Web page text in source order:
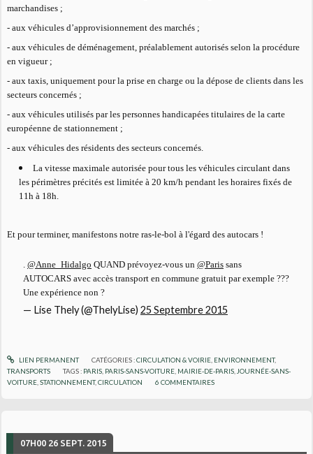
marchandises ;
- aux véhicules d’approvisionnement des marchés ;
- aux véhicules de déménagement, préalablement autorisés selon la procédure
en vigueur ;
- aux taxis, uniquement pour la prise en charge ou la dépose de clients dans les
secteurs concernés ;
- aux véhicules utilisés par les personnes handicapées titulaires de la carte
européenne de stationnement ;
- aux véhicules des résidents des secteurs concernés.
La vitesse maximale autorisée pour tous les véhicules circulant dans
les périmètres précités est limitée à 20 km/h pendant les horaires fixés de
11h à 18h.
Et pour terminer, manifestons notre ras-le-bol à l'égard des autocars !
@Anne_Hidalgo QUAND prévoyez-vous un @Parissans
AUTOCARS avec accès transport en commune gratuit par exemple ???
Une expérience non ?
— Lise Thely (@ThelyLise) 25 Septembre 2015
LIEN PERMANENT CATÉGORIES :CIRCULATION & VOIRIE, ENVIRONNEMENT,
TRANSPORTS
TAGS : PARIS PARIS-SANS-VOITURE MAIRIE-DE-PARIS JOURNÉE-SANS-
VOITURE ,STATIONNEMENT,CIRCULATION 6 COMMENTAIRES
07H00 26 SEPT. 2015